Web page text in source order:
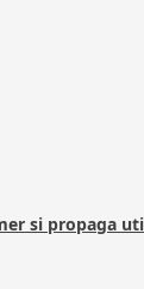
si propaga